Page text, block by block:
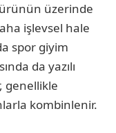
üzerinde
işlevsel hale
spor giyim
da yazılı
genellikle
kombinlenir.